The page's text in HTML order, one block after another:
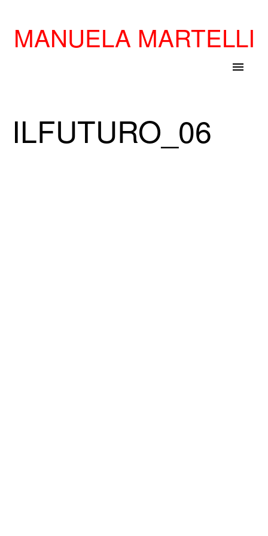
MANUELA MARTELLI
menu
ILFUTURO_06